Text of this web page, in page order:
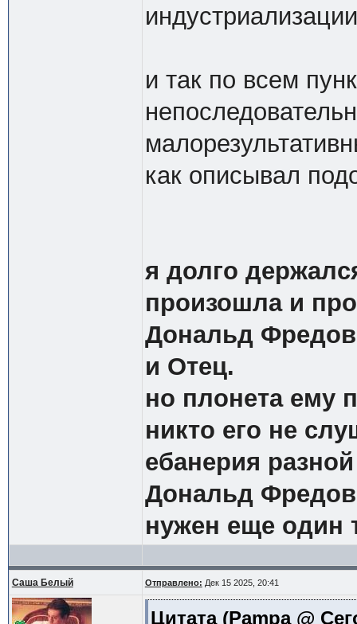
и так по всем
как описывал
я долго
произошла и
Дональд
и Отец.
но плонета ему
никто его не
ебанерия
Дональд
нужен еще один
Саша Белый Отправлено: Дек 15 2025, 20:41
Цитата(Pampa @